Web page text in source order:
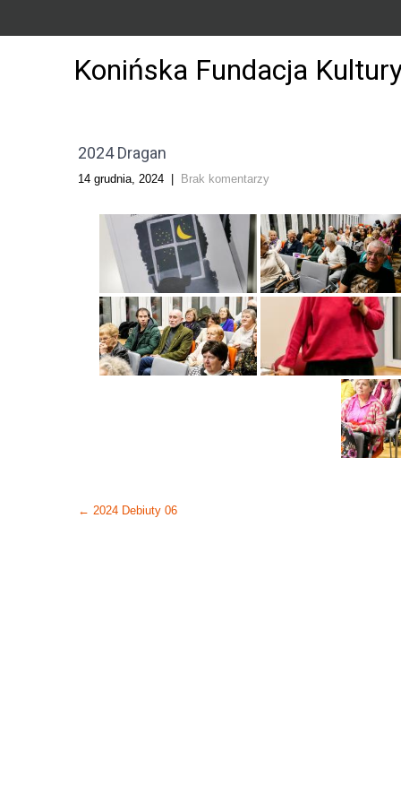
Konińska Fundacja
2024 Dragan
14 grudnia, 2024 Brak komentarzy
Post
← 2024 Debiuty 06